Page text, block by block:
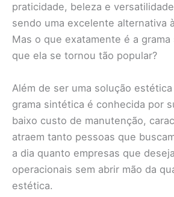
praticidade, beleza e
sendo uma excelente alternativa
Mas o que exatamente é a
que ela se tornou tão popular?
Além de ser uma solução
grama sintética é conhecida por
baixo custo de manutenção,
atraem tanto pessoas que
a dia quanto empresas que
operacionais sem abrir mão da
estética.